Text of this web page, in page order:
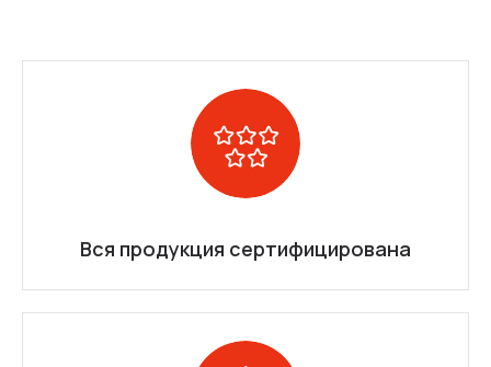
Вся продукция сертифицирована